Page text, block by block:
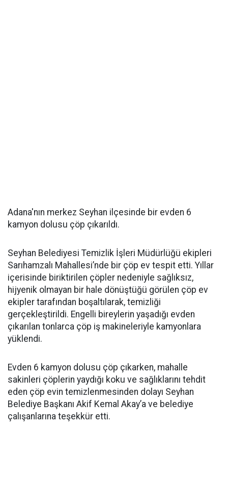
Adana'nın merkez Seyhan ilçesinde bir evden 6
kamyon dolusu çöp çıkarıldı.
Seyhan Belediyesi Temizlik İşleri Müdürlüğü ekipleri
Sarıhamzalı Mahallesi’nde bir çöp ev tespit etti. Yıllar
içerisinde biriktirilen çöpler nedeniyle sağlıksız,
hijyenik olmayan bir hale dönüştüğü görülen çöp ev
ekipler tarafından boşaltılarak, temizliği
gerçekleştirildi. Engelli bireylerin yaşadığı evden
çıkarılan tonlarca çöp iş makineleriyle kamyonlara
yüklendi.
Evden 6 kamyon dolusu çöp çıkarken, mahalle
sakinleri çöplerin yaydığı koku ve sağlıklarını tehdit
eden çöp evin temizlenmesinden dolayı Seyhan
Belediye Başkanı Akif Kemal Akay’a ve belediye
çalışanlarına teşekkür etti.